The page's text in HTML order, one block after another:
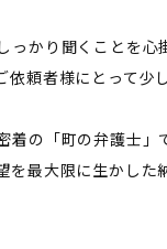
かり聞くことを心
頼者様にとって少
の「町の弁護士」
を最大限に生かし